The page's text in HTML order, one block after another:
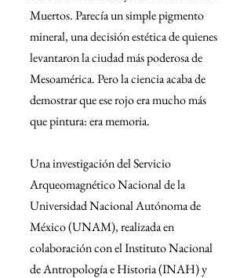
Muertos. Parecía un simple pigmento
mineral, una decisión estética de quienes
levantaron la ciudad más poderosa de
Mesoamérica. Pero la ciencia acaba de
demostrar que ese rojo era mucho más
que pintura: era memoria.
Una investigación del Servicio
Arqueomagnético Nacional de la
Universidad Nacional Autónoma de
México (UNAM), realizada en
colaboración con el Instituto Nacional
de Antropología e Historia (INAH) y